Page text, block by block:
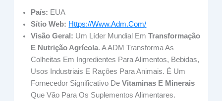
País: EUA
Sítio Web: Https://www.adm.coM/
Visão Geral: Um Líder Mundial EmTransformação
E Nutrição Agrícola. A ADM Transforma As
Colheitas Em Ingredientes Para Alimentos, Bebidas,
Usos Industriais E Rações Para Animais. É Um
Fornecedor Significativo DeVitaminas E Minerais
Que Vão Para Os Suplementos Alimentares.